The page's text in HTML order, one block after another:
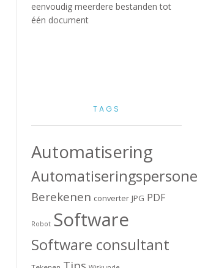
eenvoudig meerdere bestanden tot
één document
TAGS
Automatisering
Berekenen converter JPG PDF
Robot Software
Software consultant